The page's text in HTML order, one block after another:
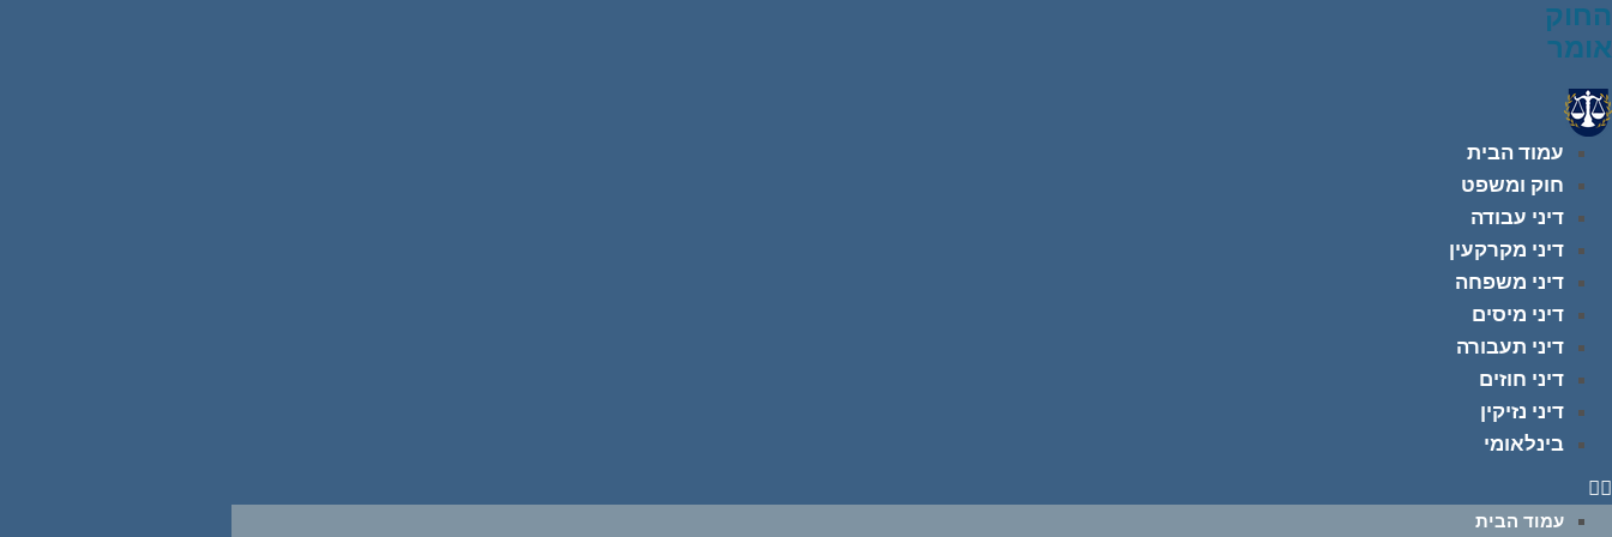
החוק
אומר
עמוד הבית
חוק ומשפט
דיני עבודה
דיני מקרקעין
דיני משפחה
דיני מיסים
דיני תעבורה
דיני חוזים
דיני נזיקין
בינלאומי
עמוד הבית